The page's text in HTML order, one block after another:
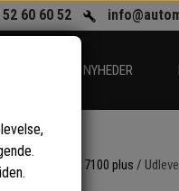
60 60 52
NYHEDER
FB7100 og 7100 plus